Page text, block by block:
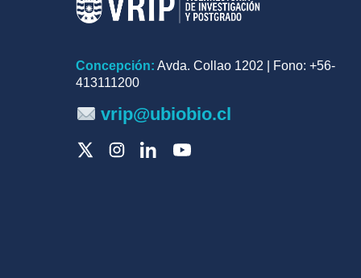
Concepción: Avda. Collao 1202 | Fono: +56-
413111200
vrip@ubiobio.cl